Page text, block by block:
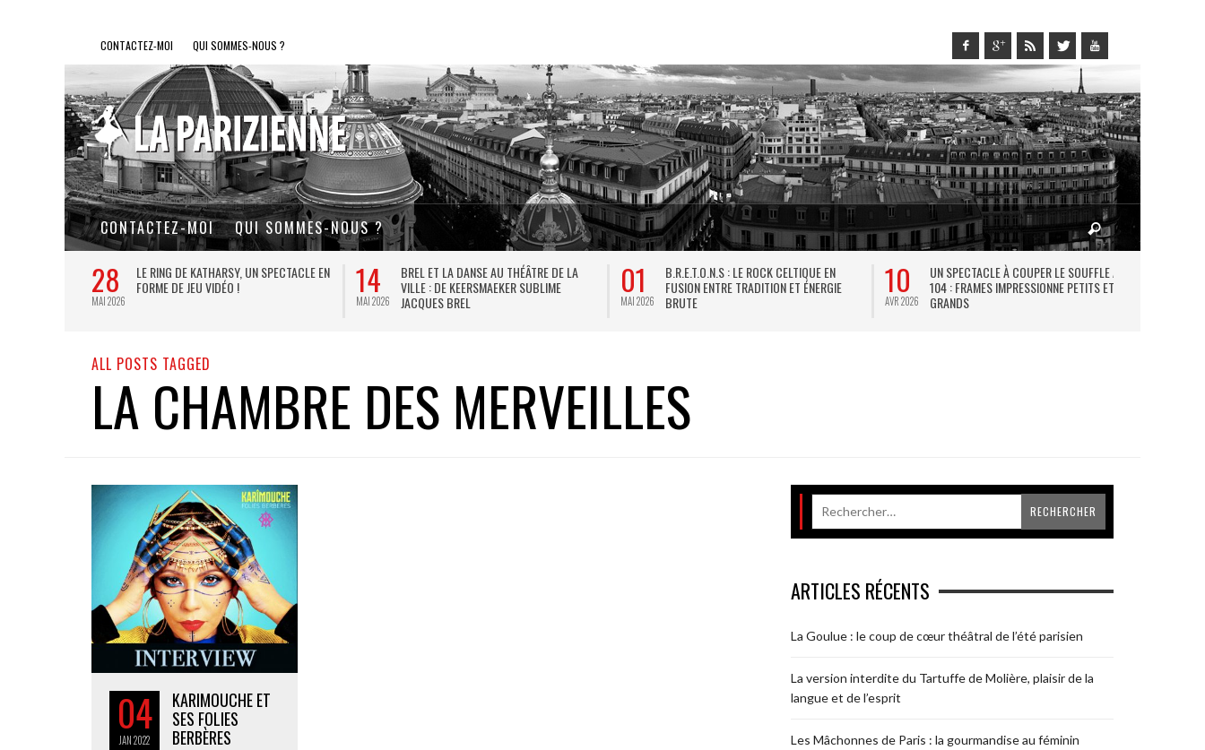
CONTACTEZ-MOI QUI SOMMES-NOUS ?
CONTACTEZ-MOI QUI SOMMES-NOUS ?
28
MAI 2026
LE RING DE KATHARSY, UN SPECTACLE EN
FORME DE JEU VIDÉO !
14
MAI 2026
BREL ET LA DANSE AU THÉÂTRE DE LA
VILLE : DE KEERSMAEKER SUBLIME
JACQUES BREL
01
MAI 2026
B.R.E.T.O.N.S : LE ROCK CELTIQUE EN
FUSION ENTRE TRADITION ET ÉNERGIE
BRUTE
10
AVR 2026
UN SPECTACLE À COUPER LE SOUFFLE AU
104 : FRAMES IMPRESSIONNE PETITS ET
GRANDS
ALL POSTS TAGGED
LA CHAMBRE DES MERVEILLES
04
JAN2022
KARIMOUCHE ET
SES FOLIES
BERBÈRES
ARTICLES RÉCENTS
La Goulue : le coup de cœur théâtral de l’été parisien
La version interdite du Tartuffe de Molière, plaisir de la
langue et de l’esprit
Les Mâchonnes de Paris : la gourmandise au féminin